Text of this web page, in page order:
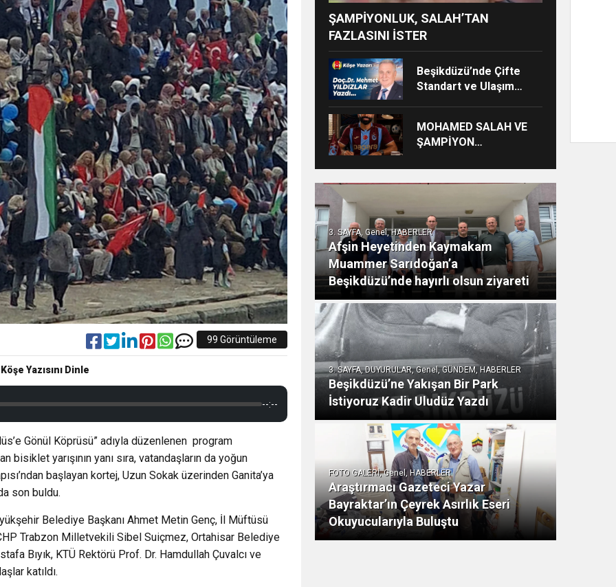
99 Görüntüleme
Yazısını Dinle
--:--
Gönül Köprüsü” adıyla düzenlenen program
yarışının yanı sıra, vatandaşların da yoğun
başlayan kortej, Uzun Sokak üzerinden Ganita’ya
son buldu.
Belediye Başkanı Ahmet Metin Genç, İl Müftüsü
Trabzon Milletvekili Sibel Suiçmez, Ortahisar Belediye
Bıyık, KTÜ Rektörü Prof. Dr. Hamdullah Çuvalcı ve
katıldı.
ŞAMPİYONLUK, SALAH’TAN
FAZLASINI İSTER
Beşikdüzü’nde Çifte
Standart ve Ulaşım
MOHAMED SALAH VE
ŞAMPİYON
Pala yazdı
3. SAYFA, Genel, HABERLER
Afşin Heyetinden Kaymakam
Muammer Sarıdoğan’a
Beşikdüzü’nde hayırlı olsun ziyareti
3. SAYFA, DUYURULAR, Genel, GÜNDEM, HABERLER
Beşikdüzü’ne Yakışan Bir Park
İstiyoruz Kadir Uludüz Yazdı
FOTO GALERİ, Genel, HABERLER
Araştırmacı Gazeteci Yazar
Bayraktar’ın Çeyrek Asırlık Eseri
Okuyucularıyla Buluştu